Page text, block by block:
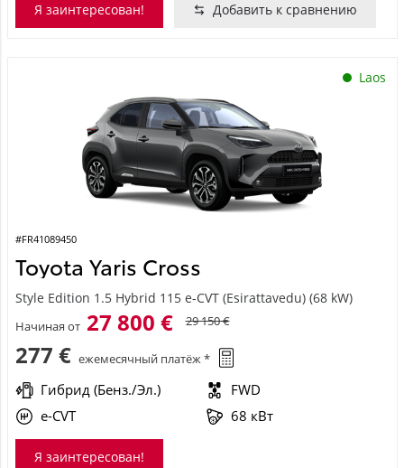
Я заинтересован! Добавить к сравнению
Laos
#FR41089450
Toyota Yaris Cross
Style Edition 1.5 Hybrid 115 e-CVT (Esirattavedu) (68 kW)
Начиная от 27 800 € 29 150 €
277 € ежемесячный платёж *
Гибрид (Бенз./Эл.)
FWD
e-CVT
68 кВт
Я заинтересован!